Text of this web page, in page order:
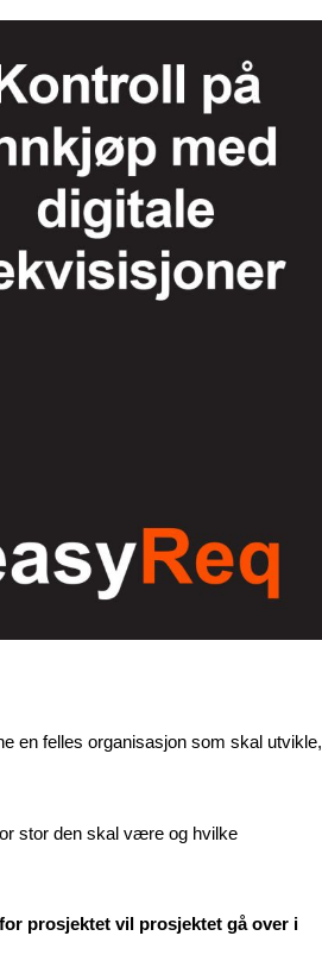
en felles organisasjon som skal utvikle,
stor den skal være og hvilke
prosjektet vil prosjektet gå over i